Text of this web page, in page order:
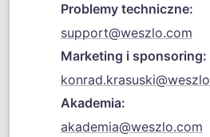
Problemy techniczne:
support@weszlo.com
Marketing i sponsoring:
Akademia:
akademia@weszlo.com